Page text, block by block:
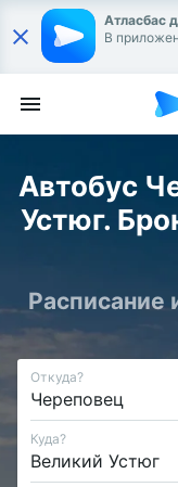
Атласбас
В
Автобус
Устюг.
Расписание
Откуда?
Куда?